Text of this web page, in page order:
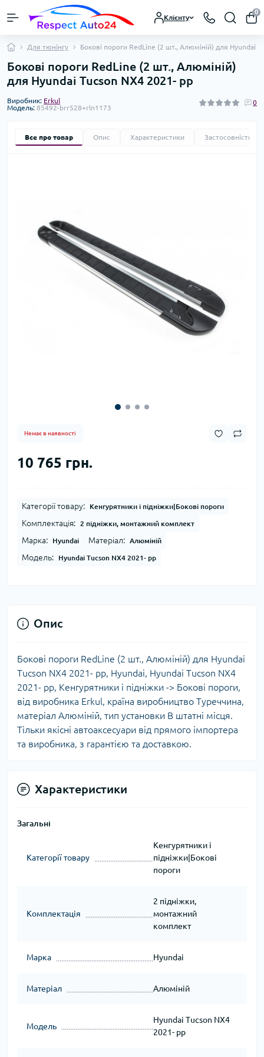
Клієнту
0
Для тюнінгу Бокові пороги RedLine (2 шт., Алюміній) для Hyundai
Бокові пороги RedLine (2 шт., Алюміній)
для Hyundai Tucson NX4 2021- рр
Виробник: Erkul
Модель: 85492-brr528+rln1173
0
Все про товар Опис Характеристики Застосовність
Немає в наявності
10 765 грн.
Категорії товару: Кенгурятники і підніжки|Бокові пороги
Комплектація: 2 підніжки, монтажний комплект
Марка: Hyundai Матеріал: Алюміній
Модель: Hyundai Tucson NX4 2021- рр
Опис
Бокові пороги RedLine (2 шт., Алюміній) для Hyundai
Tucson NX4 2021- рр, Hyundai, Hyundai Tucson NX4
2021- рр, Кенгурятники і підніжки -> Бокові пороги,
від виробника Erkul, країна виробництво Туреччина,
матеріал Алюміній, тип установки В штатні місця.
Тільки якісні автоаксесуари від прямого імпортера
та виробника, з гарантією та доставкою.
Характеристики
Загальні
Категорії товару
Кенгурятники і
підніжки|Бокові
пороги
Комплектація
2 підніжки,
монтажний
комплект
Марка Hyundai
Матеріал Алюміній
Модель
Hyundai Tucson NX4
2021- рр